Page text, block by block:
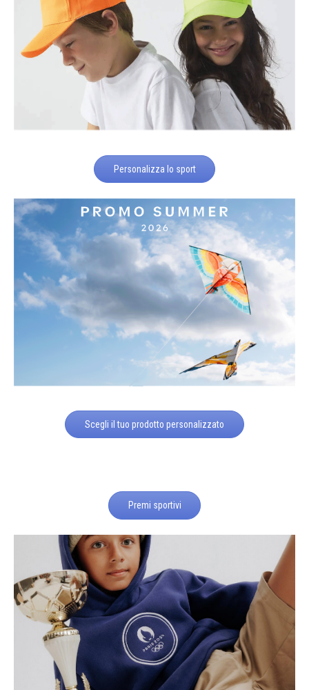
Personalizza lo sport
Scegli il tuo prodotto personalizzato
Premi sportivi